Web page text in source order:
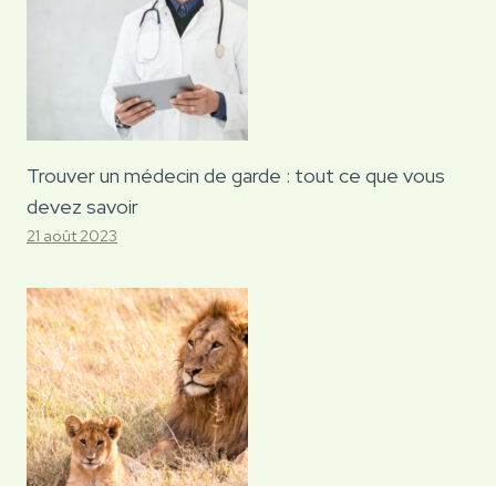
Trouver un médecin de garde : tout ce que vous
devez savoir
21 août 2023